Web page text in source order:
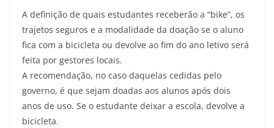
A definição de quais estudantes receberão a “bike”, os
trajetos seguros e a modalidade da doação se o aluno
fica com a bicicleta ou devolve ao fim do ano letivo será
feita por gestores locais.
A recomendação, no caso daquelas cedidas pelo
governo, é que sejam doadas aos alunos após dois
anos de uso. Se o estudante deixar a escola, devolve a
bicicleta.